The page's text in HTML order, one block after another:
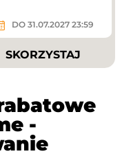
DO 31.07.2027 23:59
SKORZYSTAJ
-